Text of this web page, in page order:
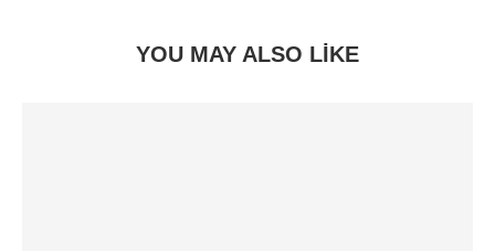
YOU MAY ALSO LIKE